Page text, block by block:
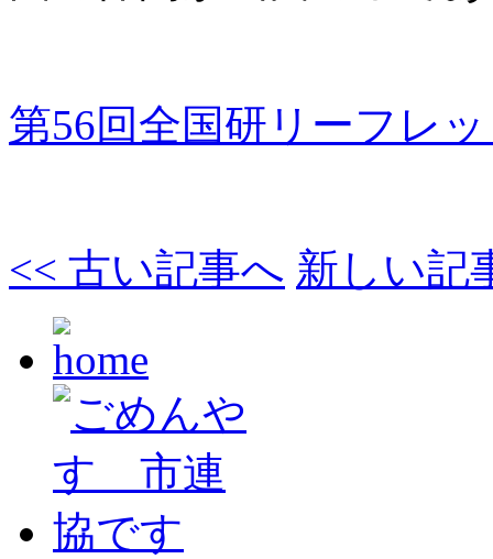
第56回全国研リーフレ
<< 古い記事へ 新しい記